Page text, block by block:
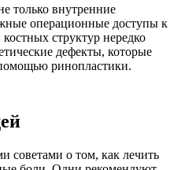
только внутренние
операционные доступы к
структур нередко
дефекты, которые
ринопластики.
советами о том, как лечить